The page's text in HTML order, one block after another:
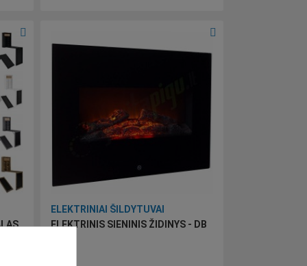
ELEKTRINIAI ŠILDYTUVAI
ELEKTRINIS SIENINIS ŽIDINYS - DB